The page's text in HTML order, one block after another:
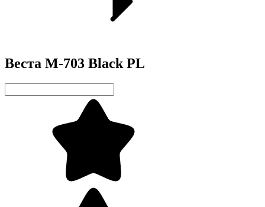
Веста М-703 Black PL